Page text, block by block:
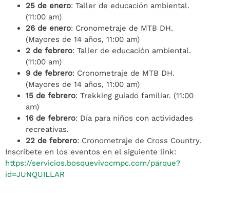
25 de enero: Taller de educación ambiental.
(11:00 am)
26 de enero: Cronometraje de MTB DH.
(Mayores de 14 años, 11:00 am)
2 de febrero: Taller de educación ambiental.
(11:00 am)
9 de febrero: Cronometraje de MTB DH.
(Mayores de 14 años, 11:00 am)
15 de febrero: Trekking guiado familiar. (11:00
am)
16 de febrero: Día para niños con actividades
recreativas.
22 de febrero: Cronometraje de Cross Country.
Inscríbete en los eventos en el siguiente link:
https://servicios.bosquevivocmpc.com/parque?
id=JUNQUILLAR